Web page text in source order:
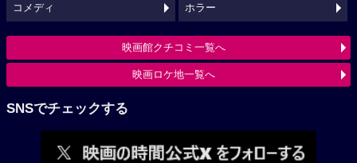
コメディ ホラー
映画館クチコミ一覧へ
映画ロケ地一覧へ
SNSでチェックする